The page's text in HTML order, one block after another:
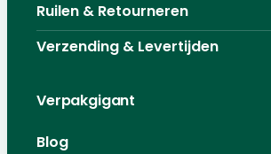
Ruilen & Retourneren
Verzending & Levertijden
Verpakgigant
Blog